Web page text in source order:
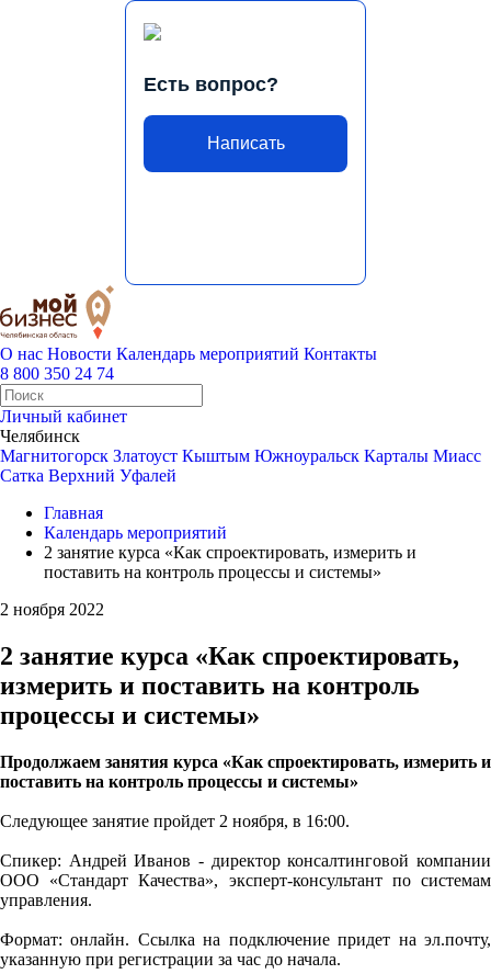
Есть вопрос?
Написать
О нас Новости Календарь мероприятий Контакты
8 800 350 24 74
Личный кабинет
Челябинск
Магнитогорск Златоуст Кыштым Южноуральск Карталы Миасс
Сатка Верхний Уфалей
Главная
Календарь мероприятий
2 занятие курса «Как спроектировать, измерить и
поставить на контроль процессы и системы»
2 ноября 2022
2 занятие курса «Как спроектировать,
измерить и поставить на контроль
процессы и системы»
Продолжаем занятия курса «Как спроектировать, измерить и
поставить на контроль процессы и системы»
Следующее занятие пройдет 2 ноября, в 16:00.
Спикер: Андрей Иванов - директор консалтинговой компании
ООО «Стандарт Качества», эксперт-консультант по системам
управления.
Формат: онлайн. Ссылка на подключение придет на эл.почту,
указанную при регистрации за час до начала.